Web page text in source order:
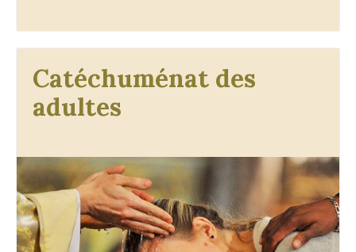
Catéchuménat des
adultes